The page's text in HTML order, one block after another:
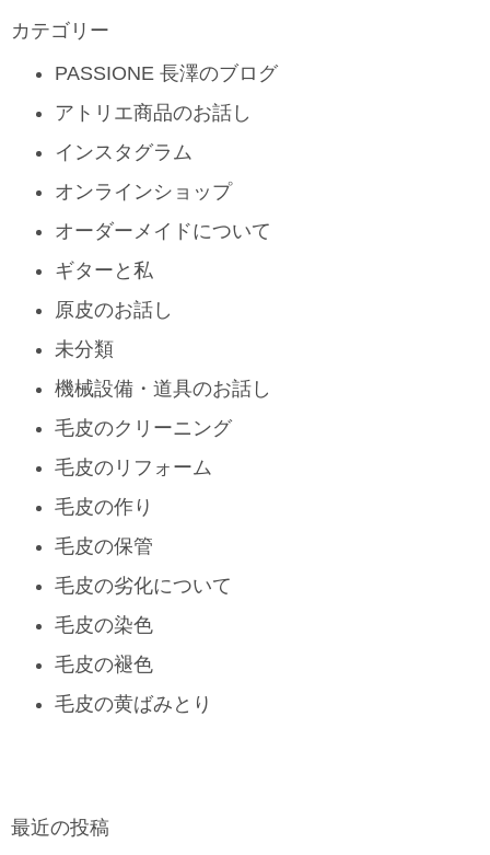
カテゴリー
PASSIONE 長澤のブログ
アトリエ商品のお話し
インスタグラム
オンラインショップ
オーダーメイドについて
ギターと私
原皮のお話し
未分類
機械設備・道具のお話し
毛皮のクリーニング
毛皮のリフォーム
毛皮の作り
毛皮の保管
毛皮の劣化について
毛皮の染色
毛皮の褪色
毛皮の黄ばみとり
最近の投稿